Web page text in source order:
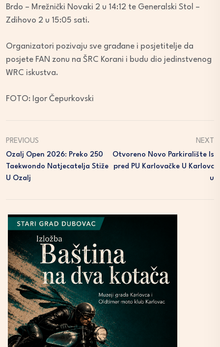
Brdo – Mrežnički Novaki 2 u 14:12 te Generalski Stol –
Zdihovo 2 u 15:05 sati.
Organizatori pozivaju sve građane i posjetitelje da
posjete FAN zonu na ŠRC Korani i budu dio jedinstvenog
WRC iskustva.
FOTO: Igor Čepurkovski
PREVIOUS
Ozalj Open 2026: Preko 250
Taekwondo Natjecatelja Stiže
U Ozalj
NEXT
Otvoreno Novo Parkiralište Is
Pred PU Karlovačke U Karlovc
U